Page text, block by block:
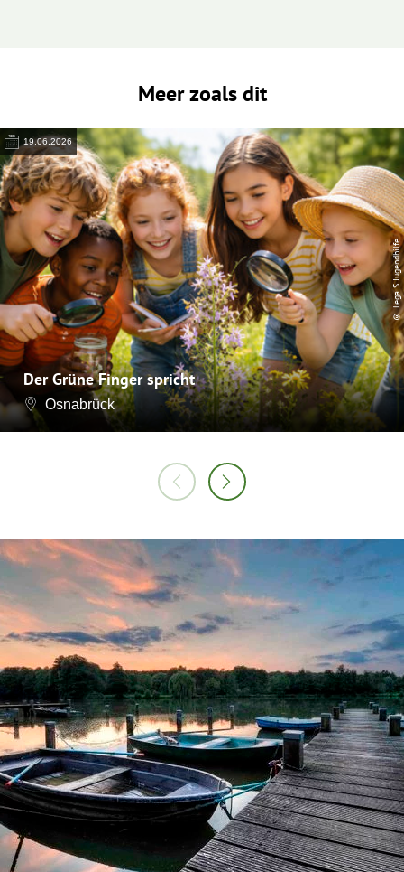
Meer zoals dit
19.06.2026
Der Grüne Finger spricht
Osnabrück
© Lega S Jugendhilfe